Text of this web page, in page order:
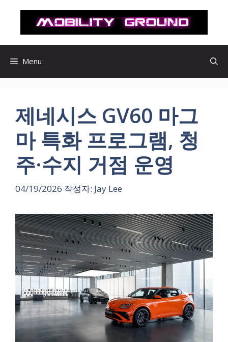
로
Menu
제네시스 GV60 마그
마 특화 프로그램, 청
주·수지 거점 운영
04/19/2026 작성자: Jay Lee